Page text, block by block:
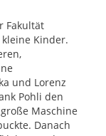
Fakultät
Kinder.
und Lorenz
Pohli den
Maschine
Danach